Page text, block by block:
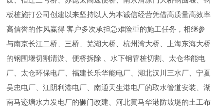
板桩施打公司创建以来坚持以人为本诚信经营凭借高质量高效率
高信誉的作风赢得 客户多次承担急难险重的施工任务，相继参
与南京长江二桥、三桥、芜湖大桥、杭州湾大桥、上海东海大桥
的钢围堰切割清淤、便桥拆除 、水下钢管桩切割、太仓华能电
厂、太仓环保电厂、福建长乐华能电厂、湖北汉川三水厂、宁夏
吴忠电厂、江阴利港电厂、南通天生港电厂的取水管道安装、湖
南马迹塘水力发电厂的砸门改建、河北黄马华港防坡堤的土工布